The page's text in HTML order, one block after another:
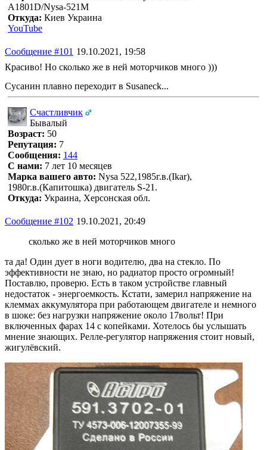
A1801D/Nysa-521M
Откуда: Киев Украина
YouTube
Сообщение #101 19.10.2021, 19:58
Красиво! Но сколько же в ней моторчиков много )))
Сусанин плавно переходит в Susaneck...
Счастливчик
Бывалый
Возраст: 50
Репутация: 7
Сообщения: 144
С нами: 7 лет 10 месяцев
Марка вашего авто: Nysa 522,1985г.в.(Ikar),
1980г.в.(Капитошка) двигатель S-21.
Откуда: Украина, Херсонская обл.
Сообщение #102 19.10.2021, 20:49
сколько же в ней моторчиков много
та да! Один дует в ноги водителю, два на стекло. По
эффективности не знаю, но радиатор просто огромный!
Поставлю, проверю. Есть в таком устройстве главный
недостаток - энергоемкость. Кстати, замерил напряжение на
клеммах аккумулятора при работающем двигателе и немного
в шоке: без нагрузки напряжение около 17вольт! При
включенных фарах 14 с копейками. Хотелось бы услышать
мнение знающих. Релле-регулятор напряжения стоит новый,
жигулёвский.